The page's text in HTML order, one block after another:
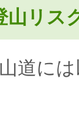
山リス
道に